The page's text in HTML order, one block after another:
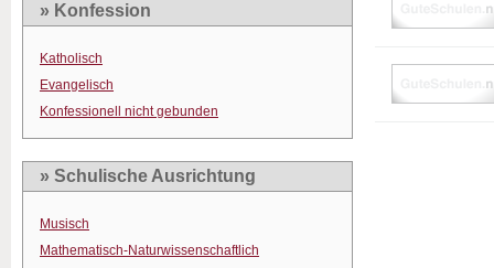
» Konfession
Katholisch
Evangelisch
Konfessionell nicht gebunden
» Schulische Ausrichtung
Musisch
Mathematisch-Naturwissenschaftlich